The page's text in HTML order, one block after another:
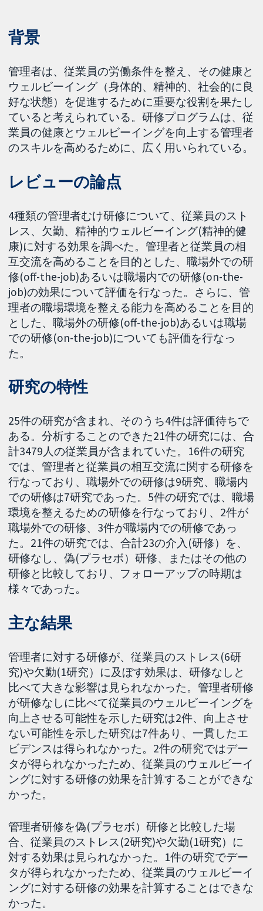
背景
管理者は、従業員の労働条件を整え、その健康と
ウェルビーイング（身体的、精神的、社会的に良
好な状態）を促進するために重要な役割を果たし
ていると考えられている。研修プログラムは、従
業員の健康とウェルビーイングを向上する管理者
のスキルを高めるために、広く用いられている。
レビューの論点
4種類の管理者むけ研修について、従業員のスト
レス、欠勤、精神的ウェルビーイング(精神的健
康)に対する効果を調べた。管理者と従業員の相
互交流を高めることを目的とした、職場外での研
修(off-the-job)あるいは職場内での研修(on-the-
job)の効果について評価を行なった。さらに、管
理者の職場環境を整える能力を高めることを目的
とした、職場外の研修(off-the-job)あるいは職場
での研修(on-the-job)についても評価を行なっ
た。
研究の特性
25件の研究が含まれ、そのうち4件は評価待ちで
ある。分析することのできた21件の研究には、合
計3479人の従業員が含まれていた。16件の研究
では、管理者と従業員の相互交流に関する研修を
行なっており、職場外での研修は9研究、職場内
での研修は7研究であった。5件の研究では、職場
環境を整えるための研修を行なっており、2件が
職場外での研修、3件が職場内での研修であっ
た。21件の研究では、合計23の介入(研修）を、
研修なし、偽(プラセボ）研修、またはその他の
研修と比較しており、フォローアップの時期は
様々であった。
主な結果
管理者に対する研修が、従業員のストレス(6研
究)や欠勤(1研究）に及ぼす効果は、研修なしと
比べて大きな影響は見られなかった。管理者研修
が研修なしに比べて従業員のウェルビーイングを
向上させる可能性を示した研究は2件、向上させ
ない可能性を示した研究は7件あり、一貫したエ
ビデンスは得られなかった。2件の研究ではデー
タが得られなかったため、従業員のウェルビーイ
ングに対する研修の効果を計算することができな
かった。
管理者研修を偽(プラセボ）研修と比較した場
合、従業員のストレス(2研究)や欠勤(1研究）に
対する効果は見られなかった。1件の研究でデー
タが得られなかったため、従業員のウェルビーイ
ングに対する研修の効果を計算することはできな
かった。